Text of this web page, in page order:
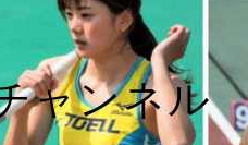
ャンネル